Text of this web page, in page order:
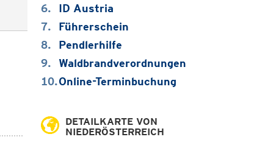
ID Austria
Führerschein
Pendlerhilfe
Waldbrandverordnungen
Online-Terminbuchung
DETAILKARTE VON
NIEDERÖSTERREICH